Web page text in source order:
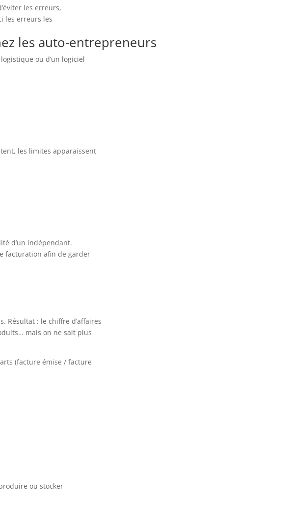
les erreurs,
les erreurs les
les auto-entrepreneurs
ou d’un logiciel
les limites apparaissent
d’un indépendant.
facturation afin de garder
Résultat : le chiffre d’affaires
mais on ne sait plus
(facture émise / facture
ou stocker